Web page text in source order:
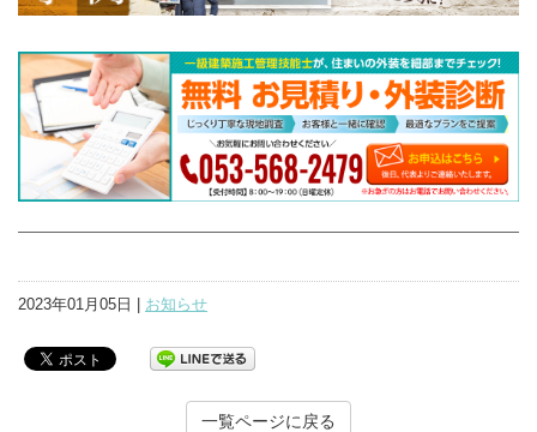
2023年01月05日 | お知らせ
一覧ページに戻る